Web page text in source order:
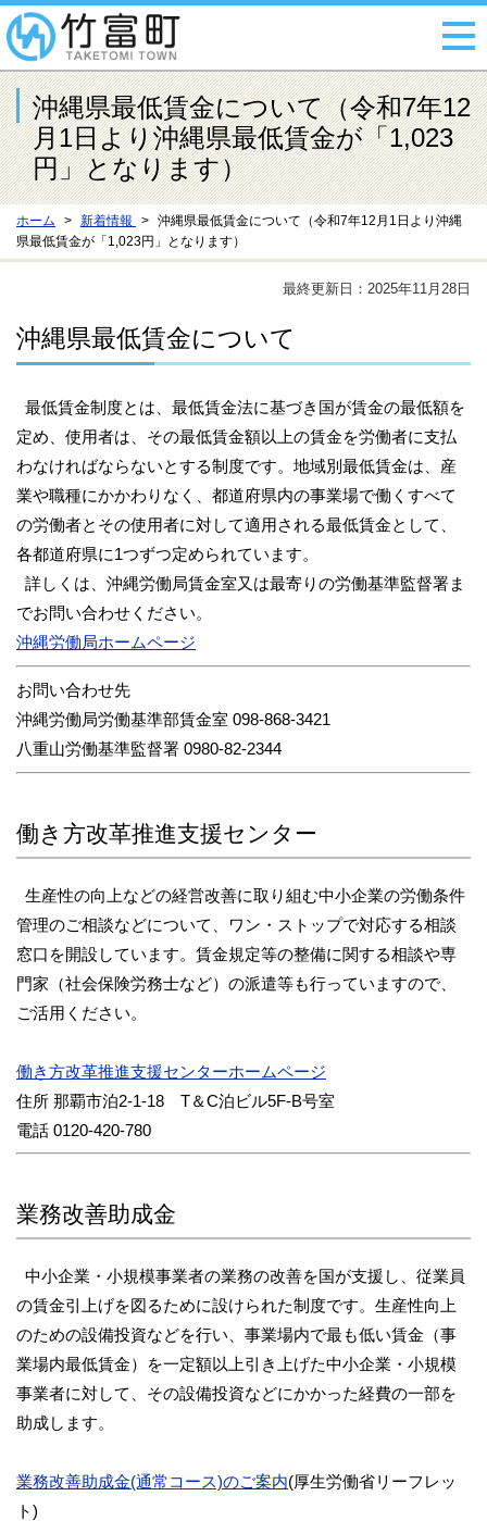
沖縄県最低賃金について（令和7年12
月1日より沖縄県最低賃金が「1,023
円」となります）
ホーム 新着情報
沖縄県最低賃金について（令和7年12月1日より沖縄
県最低賃金が「1,023円」となります）
最終更新日：2025年11月28日
沖縄県最低賃金について
最低賃金制度とは、最低賃金法に基づき国が賃金の最低額を
定め、使用者は、その最低賃金額以上の賃金を労働者に支払
わなければならないとする制度です。地域別最低賃金は、産
業や職種にかかわりなく、都道府県内の事業場で働くすべて
の労働者とその使用者に対して適用される最低賃金として、
各都道府県に1つずつ定められています。
詳しくは、沖縄労働局賃金室又は最寄りの労働基準監督署ま
でお問い合わせください。
沖縄労働局ホームページ
お問い合わせ先
沖縄労働局労働基準部賃金室 098-868-3421
八重山労働基準監督署 0980-82-2344
働き方改革推進支援センター
生産性の向上などの経営改善に取り組む中小企業の労働条件
管理のご相談などについて、ワン・ストップで対応する相談
窓口を開設しています。賃金規定等の整備に関する相談や専
門家（社会保険労務士など）の派遣等も行っていますので、
ご活用ください。
働き方改革推進支援センターホームページ
住所 那覇市泊2-1-18 T＆C泊ビル5F-B号室
電話 0120-420-780
業務改善助成金
中小企業・小規模事業者の業務の改善を国が支援し、従業員
の賃金引上げを図るために設けられた制度です。生産性向上
のための設備投資などを行い、事業場内で最も低い賃金（事
業場内最低賃金）を一定額以上引き上げた中小企業・小規模
事業者に対して、その設備投資などにかかった経費の一部を
助成します。
業務改善助成金(通常コース)のご案内(厚生労働省リーフレッ
ト)